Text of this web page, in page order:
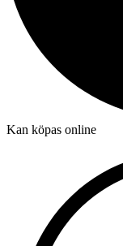
Kan köpas online